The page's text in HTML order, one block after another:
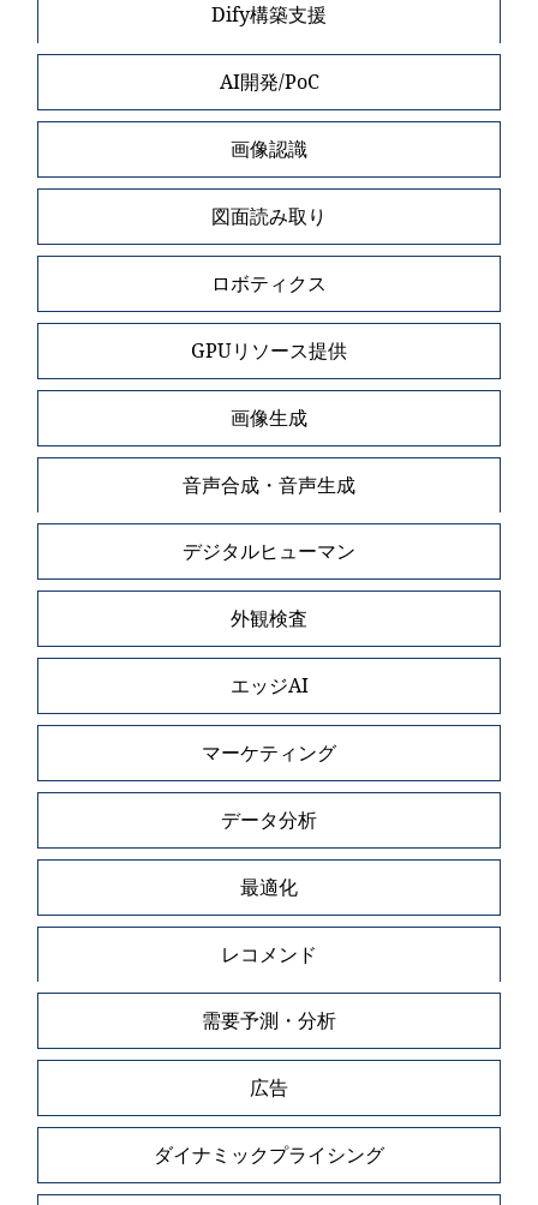
Dify構築支援
AI開発/PoC
画像認識
図面読み取り
ロボティクス
GPUリソース提供
画像生成
音声合成・音声生成
デジタルヒューマン
外観検査
エッジAI
マーケティング
データ分析
最適化
レコメンド
需要予測・分析
広告
ダイナミックプライシング